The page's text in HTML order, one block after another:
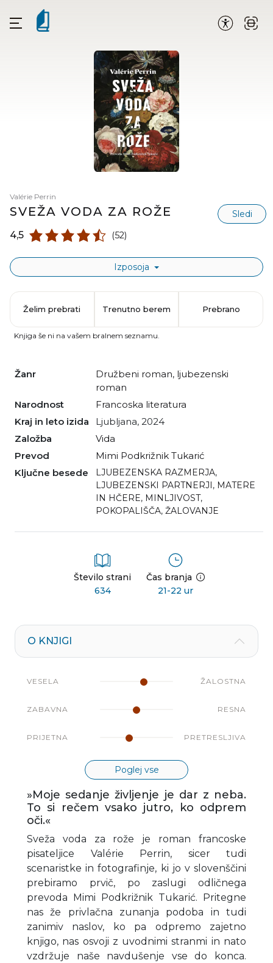
Valérie Perrin
SVEŽA VODA ZA ROŽE Sledi
4,5 (52)
Izposoja
Žanr družbeni roman, ljubezenski
roman
Narodnost
francoska literatura
Kraj in leto izida
Ljubljana, 2024
Založba
Vida
Prevod
Mimi Podkrižnik Tukarić
Ključne besede
LJUBEZENSKA RAZMERJA,
LJUBEZENSKI PARTNERJI, MATERE
IN HČERE, MINLJIVOST,
POKOPALIŠČA, ŽALOVANJE
Število strani
634
Čas branja
21-22 ur
Želim prebrati Trenutno berem Prebrano
Knjiga še ni na vašem bralnem seznamu.
O KNJIGI
VESELA ŽALOSTNA
ZABAVNA RESNA
PRIJETNA PRETRESLJIVA
Poglej vse
»Moje sedanje življenje je dar z neba.
To si rečem vsako jutro, ko odprem
oči.«
Sveža voda za rože je roman francoske
pisateljice Valérie Perrin, sicer tudi
scenaristke in fotografinje, ki jo v slovenščini
prebiramo prvič, po zaslugi odličnega
prevoda Mimi Podkrižnik Tukarić. Pritegne
nas že privlačna zunanja podoba in tudi
zanimiv naslov, ko pa odpremo zajetno
knjigo, nas osvoji z uvodnimi stranmi in nato
vzdržuje naše navdušenje vse do konca.